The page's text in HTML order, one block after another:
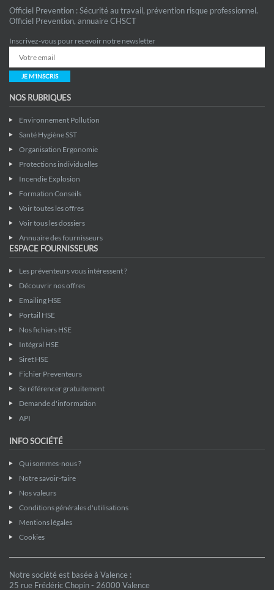
Officiel Prevention : Sécurité au travail, prévention risque professionnel.
Officiel Prevention, annuaire CHSCT
Inscrivez-vous pour recevoir notre newsletter
JE M'INSCRIS
NOS RUBRIQUES
Environnement Pollution
Santé Hygiène SST
Organisation Ergonomie
Protections individuelles
Incendie Explosion
Formation Conseils
Voir toutes les offres
Voir tous les dossiers
Annuaire des fournisseurs
ESPACE FOURNISSEURS
Les préventeurs vous intéressent ?
Découvrir nos offres
Emailing HSE
Portail HSE
Nos fichiers HSE
Intégral HSE
Siret HSE
Fichier Preventeurs
Se référencer gratuitement
Demande d'information
API
INFO SOCIÉTÉ
Qui sommes-nous ?
Notre savoir-faire
Nos valeurs
Conditions générales d'utilisations
Mentions légales
Cookies
Notre société est basée à Valence :
25 rue Frédéric Chopin - 26000 Valence